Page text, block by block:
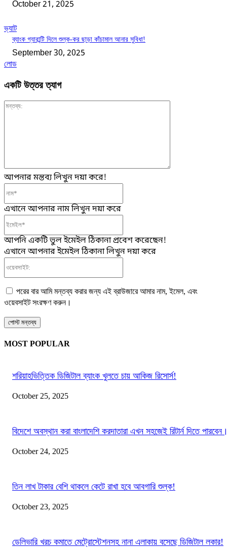
October 21, 2025
ভ্যাট
ব্যাংক গ্যারান্টি দিলে শুল্ক-কর ছাড়া কাঁচামাল আনার সুবিধা!
September 30, 2025
লোড
একটি উত্তর ত্যাগ
আপনার মন্তব্য লিখুন দয়া করে!
এখানে আপনার নাম লিখুন দয়া করে
আপনি একটি ভুল ইমেইল ঠিকানা প্রবেশ করেছেন!
এখানে আপনার ইমেইল ঠিকানা লিখুন দয়া করে
পরের বার আমি মন্তব্য করার জন্য এই ব্রাউজারে আমার নাম, ইমেল, এবং
ওয়েবসাইট সংরক্ষণ করুন।
MOST POPULAR
শরিয়াহভিত্তিক ডিজিটাল ব্যাংক খুলতে চায় আকিজ রিসোর্স!
October 25, 2025
বিদেশে অবস্থান করা বাংলাদেশি করদাতারা এখন সহজেই রিটার্ন দিতে
October 24, 2025
তিন লাখ টাকার বেশি থাকলে কেটে রাখা হবে আবগারি শুল্ক!
October 23, 2025
ডেলিভারি খরচ কমাতে মেট্রোস্টেশনসহ নানা এলাকায় বসেছে ডিজিটাল লকার!